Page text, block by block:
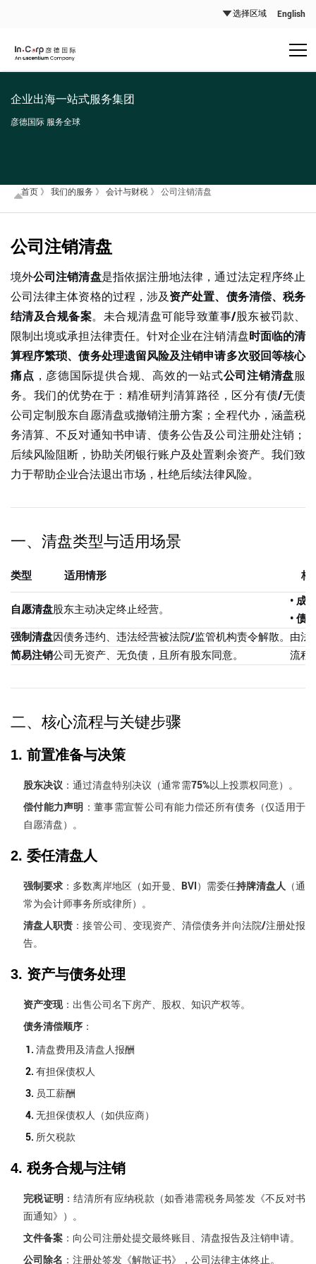
English
企业出海一站式服务集团
彦德国际 服务全球
首页 》 我们的服务 》 会计与财税 》 公司注销清盘
公司注销清盘
境外公司注销清盘是指依据注册地法律，通过法定程序终止
公司法律主体资格的过程，涉及 资产处置、债务清偿、税务
结清及合规备案。未合规清盘可能导致董事/股东被罚款、
限制出境或承担法律责任。针对企业在注销清盘时面临的清
算程序繁琐、债务处理遗留风险及注销申请多次驳回等核心
痛点 ，彦德国际提供合规、高效的一站式公司注销清盘服
务。我们的优势在于：精准研判清算路径，区分有债/无债
公司定制股东自愿清盘或撤销注册方案；全程代办，涵盖税
务清算、不反对通知书申请、债务公告及公司注册处注销；
后续风险阻断，协助关闭银行账户及处置剩余资产。我们致
力于帮助企业合法退出市场，杜绝后续法律风险。
一、清盘类型与适用场景
类型 适用情形 核
自愿清盘股东主动决定终止经营。
• 成
• 债
强制清盘因债务违约、违法经营被法院/监管机构责令解散。 由法
简易注销公司无资产、无负债，且所有股东同意。 流程
二、核心流程与关键步骤
1. 前置准备与决策
股东决议 ：通过清盘特别决议（通常需75%以上投票权同意）。
偿付能力声明 ：董事需宣誓公司有能力偿还所有债务（仅适用于
自愿清盘）。
2. 委任清盘人
强制要求 ：多数离岸地区（如开曼、BVI）需委任持牌清盘人
（通
常为会计师事务所或律所）。
清盘人职责 ：接管公司、变现资产、清偿债务并向法院/注册处报
告。
3. 资产与债务处理
资产变现：出售公司名下房产、股权、知识产权等。
债务清偿顺序 ：
清盘费用及清盘人报酬
有担保债权人
员工薪酬
无担保债权人（如供应商）
所欠税款
4. 税务合规与注销
完税证明 ：结清所有应纳税款（如香港需税务局签发《不反对书
面通知》）。
文件备案 ：向公司注册处提交最终账目、清盘报告及注销申请。
公司除名 ：注册处签发《解散证书》，公司法律主体终止。